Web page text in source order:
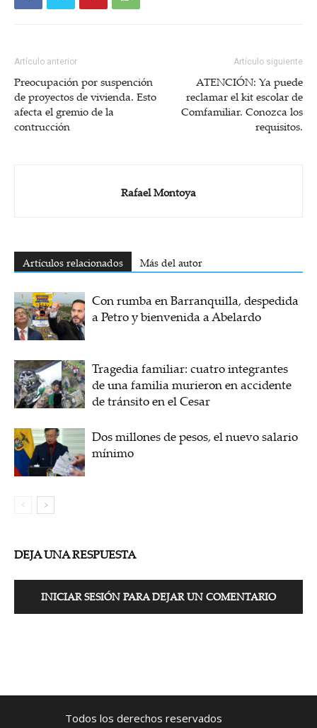
Artículo anterior
Preocupación por suspención
de proyectos de vivienda. Esto
afecta el gremio de la
contrucción
Artículo siguiente
ATENCIÓN: Ya puede
reclamar el kit escolar de
Comfamiliar. Conozca los
requisitos.
Rafael Montoya
Artículos relacionados Más del autor
Con rumba en Barranquilla, despedida
a Petro y bienvenida a Abelardo
Tragedia familiar: cuatro integrantes
de una familia murieron en accidente
de tránsito en el Cesar
Dos millones de pesos, el nuevo salario
mínimo
DEJA UNA RESPUESTA
INICIAR SESIÓN PARA DEJAR UN COMENTARIO
Todos los derechos reservados